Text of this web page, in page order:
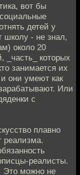
вот бы
детей у
школу - не знал,
около 20
_часть_ которых
занимается их
они умеют как
Или
с
плавно
реализма.
реалисты.
Это можно не